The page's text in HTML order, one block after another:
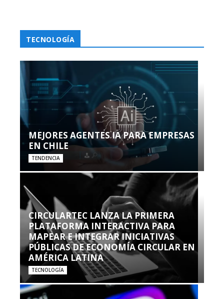
TECNOLOGÍA
MEJORES AGENTES IA PARA EMPRESAS
EN CHILE
TENDENCIA
CIRCULARTEC LANZA LA PRIMERA
PLATAFORMA INTERACTIVA PARA
MAPEAR E INTEGRAR INICIATIVAS
PÚBLICAS DE ECONOMÍA CIRCULAR EN
AMÉRICA LATINA
TECNOLOGÍA